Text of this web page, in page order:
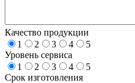
Качество продукции
1
2 3 4
5
Уровень сервиса
1
2 3 4
5
Срок изготовления